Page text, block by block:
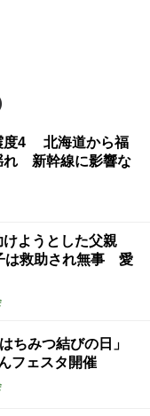
度4 北海道から福
れ 新幹線に影響な
ようとした父親
は救助され無事 愛
ちみつ結びの日」
フェスタ開催